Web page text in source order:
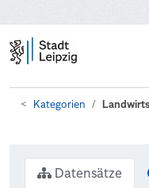
Kategorien
Datensätze